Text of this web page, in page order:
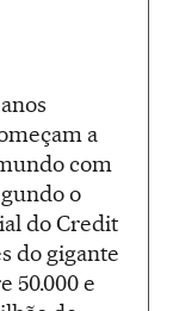
a
com
o
do Credit
do gigante
50.000 e